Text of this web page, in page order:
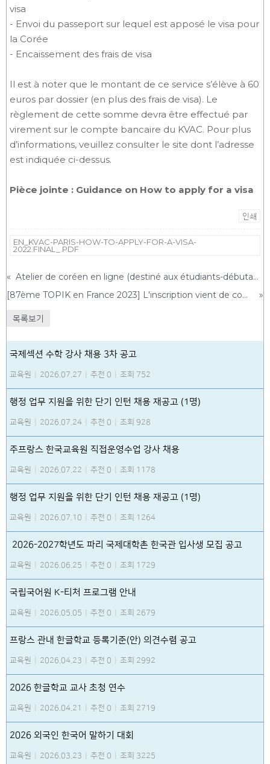
visa
- Envoi du passeport sur lequel est apposé le visa pour
la Corée
- Encaissement des frais de visa
Il est à noter que le montant de ce service s’élève à 60
euros par dossier (en plus des frais de visa). Le
règlement de cette somme devra être effectué par
virement sur le compte bancaire du KVAC. Pour plus
d’informations, veuillez consulter le site dont l’adresse
est indiquée ci-dessus.
Pièce jointe : Guidance on How to apply for a visa
인쇄
EN_KVAC-PARIS-HOW-TO-APPLY-FOR-A-VISA-
2022.FINAL_.PDF
«
Atelier de coréen en ligne (destiné aux étudiants-débutants)
[87ème TOPIK en France 2023] L'inscription vient de commencer ! (modifié)
»
목록보기
국제섹션 수학 강사 채용 3차 공고
교육원 2026.07.27 추천 0 조회 752
행정 업무 지원을 위한 단기 인턴 채용 재공고 (1명)
교육원 2026.07.24 추천 0 조회 928
주프랑스 한국교육원 직접운영수업 강사 채용
교육원 2026.07.22 추천 0 조회 1178
행정 업무 지원을 위한 단기 인턴 채용 재공고 (1명)
교육원 2026.07.10 추천 0 조회 1264
2026-2027학년도 파리 국제대학촌 한국관 입사생 모집 공고
교육원 2026.06.25 추천 0 조회 1729
국립국어원 K-티처 프로그램 안내
교육원 2026.05.05 추천 0 조회 2679
프랑스 관내 한글학교 등록기준(안) 의견수렴 공고
교육원 2026.04.23 추천 0 조회 2992
2026 한글학교 교사 초청 연수
교육원 2026.04.21 추천 0 조회 2719
2026 외국인 한국어 말하기 대회
교육원 2026.03.23 추천 0 조회 3225